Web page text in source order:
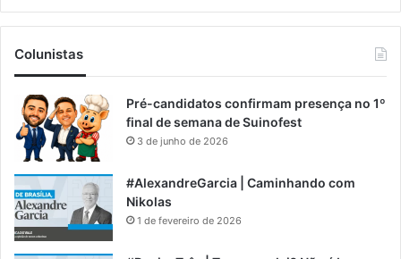
Colunistas
Pré-candidatos confirmam presença no 1º
final de semana de Suinofest
3 de junho de 2026
#AlexandreGarcia | Caminhando com
Nikolas
1 de fevereiro de 2026